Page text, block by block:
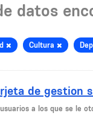
datos
Cultura
de gestion
a los que se le